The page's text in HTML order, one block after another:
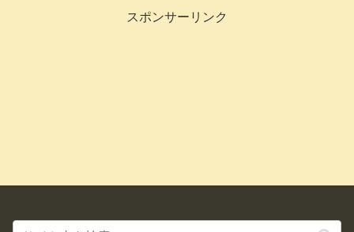
スポンサーリンク